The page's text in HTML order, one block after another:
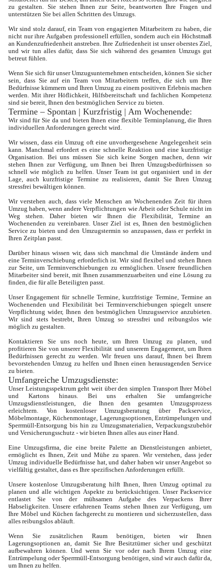
zu gestalten. Sie stehen Ihnen zur Seite, beantworten Ihre Fragen und
unterstützen Sie bei allen Schritten des Umzugs.
Wir sind stolz darauf, ein Team von engagierten Mitarbeitern zu haben, die
nicht nur ihre Aufgaben professionell erfüllen, sondern auch ein Höchstmaß
an Kundenzufriedenheit anstreben. Ihre Zufriedenheit ist unser oberstes Ziel,
und wir tun alles dafür, dass Sie sich während des gesamten Umzugs gut
betreut fühlen.
Wenn Sie sich für unser Umzugsunternehmen entscheiden, können Sie sicher
sein, dass Sie auf ein Team von Mitarbeitern treffen, die sich um Ihre
Bedürfnisse kümmern und Ihren Umzug zu einem positiven Erlebnis machen
werden. Mit ihrer Höflichkeit, Hilfsbereitschaft und fachlichen Kompetenz
sind sie bereit, Ihnen den bestmöglichen Service zu bieten.
Termine – Spontan | Kurzfristig | Am Wochenende:
Wir sind für Sie da und bieten Ihnen eine flexible Terminplanung, die Ihren
individuellen Anforderungen gerecht wird.
Wir wissen, dass ein Umzug oft eine unvorhergesehene Angelegenheit sein
kann. Manchmal erfordert es eine schnelle Reaktion und eine kurzfristige
Organisation. Bei uns müssen Sie sich keine Sorgen machen, denn wir
stehen Ihnen zur Verfügung, um Ihnen bei Ihren Umzugsbedürfnissen so
schnell wie möglich zu helfen. Unser Team ist gut organisiert und in der
Lage, auch kurzfristige Termine zu realisieren, damit Sie Ihren Umzug
stressfrei bewältigen können.
Wir verstehen auch, dass viele Menschen an Wochenenden Zeit für ihren
Umzug haben, wenn andere Verpflichtungen wie Arbeit oder Schule nicht im
Weg stehen. Daher bieten wir Ihnen die Flexibilität, Termine an
Wochenenden zu vereinbaren. Unser Ziel ist es, Ihnen den bestmöglichen
Service zu bieten und den Umzugstermin so anzupassen, dass er perfekt in
Ihren Zeitplan passt.
Darüber hinaus wissen wir, dass sich manchmal die Umstände ändern und
eine Terminverschiebung erforderlich ist. Wir sind flexibel und stehen Ihnen
zur Seite, um Terminverschiebungen zu ermöglichen. Unsere freundlichen
Mitarbeiter sind bereit, mit Ihnen zusammenzuarbeiten und eine Lösung zu
finden, die für alle Beteiligten passt.
Unser Engagement für schnelle Termine, kurzfristige Termine, Termine an
Wochenenden und Flexibilität bei Terminverschiebungen spiegelt unsere
Verpflichtung wider, Ihnen den bestmöglichen Umzugsservice anzubieten.
Wir sind stets bestrebt, Ihren Umzug so stressfrei und reibungslos wie
möglich zu gestalten.
Kontaktieren Sie uns noch heute, um Ihren Umzug zu planen, und
profitieren Sie von unserer Flexibilität und unserem Engagement, um Ihren
Bedürfnissen gerecht zu werden. Wir freuen uns darauf, Ihnen bei Ihrem
bevorstehenden Umzug zu helfen und Ihnen einen herausragenden Service
zu bieten.
Umfangreiche Umzugsdienste:
Unser Leistungsspektrum geht weit über den simplen Transport Ihrer Möbel
und Kartons hinaus. Bei uns erhalten Sie umfangreiche
Umzugsdienstleistungen, die Ihnen den gesamten Umzugsprozess
erleichtern. Von kostenloser Umzugsberatung über Packservice,
Möbelmontage, Küchenmontage, Lagerungsoptionen, Entrümpelungen und
Sperrmüll-Entsorgung bis hin zu Umzugsmaterialien, Verpackungszubehör
und Versicherungsschutz - wir bieten Ihnen alles aus einer Hand.
Eine Umzugsfirma, die eine breite Palette an Dienstleistungen anbietet,
ermöglicht es Ihnen, Zeit und Mühe zu sparen. Wir verstehen, dass jeder
Umzug individuelle Bedürfnisse hat, und daher haben wir unser Angebot so
vielfältig gestaltet, dass es Ihre spezifischen Anforderungen erfüllt.
Unsere kostenlose Umzugsberatung hilft Ihnen, Ihren Umzug optimal zu
planen und alle wichtigen Aspekte zu berücksichtigen. Unser Packservice
entlastet Sie von der mühsamen Aufgabe des Verpackens Ihrer
Habseligkeiten. Unsere erfahrenen Teams stehen Ihnen zur Verfügung, um
Ihre Möbel und Küchen fachgerecht zu montieren und sicherzustellen, dass
alles reibungslos abläuft.
Wenn Sie zusätzlichen Raum benötigen, bieten wir Ihnen
Lagerungsoptionen an, damit Sie Ihre Besitztümer sicher und geschützt
aufbewahren können. Und wenn Sie vor oder nach Ihrem Umzug eine
Entrümpelung oder Sperrmüll-Entsorgung benötigen, sind wir auch dafür da,
um Ihnen zu helfen.